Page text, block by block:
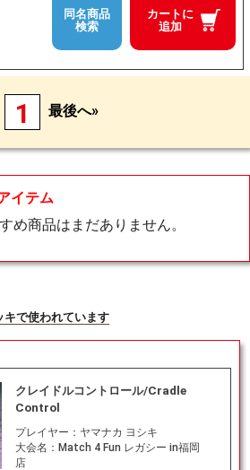
カートに
追加
同名商品
検索
1 最後へ»
イテム
め商品はまだありません。
キで使われています
クレイドルコントロール/Cradle
Control
プレイヤー： ヤマナカ ヨシキ
大会名： Match 4 Fun レガシー in福岡
店